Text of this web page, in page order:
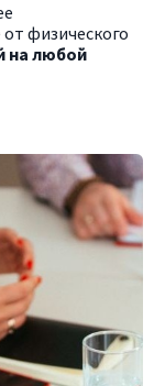
физического
на любой